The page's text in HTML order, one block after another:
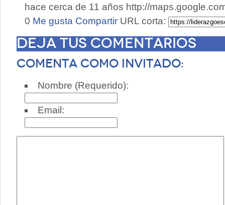
hace cerca de 11 años http://
0 Me gusta Compartir URL corta:
Deja tus comentarios
Comenta como invitado:
Nombre (Requerido):
Email: